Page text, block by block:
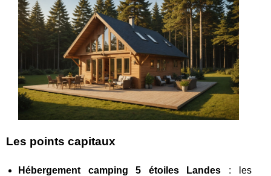
Les points capitaux
Hébergement camping 5 étoiles Landes : les